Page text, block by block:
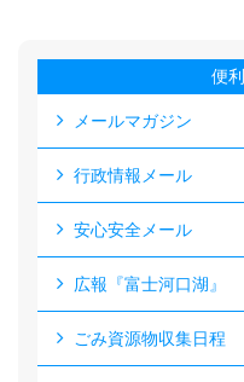
便
メールマガジン
行政情報メール
安心安全メール
広報『富士河口湖』
ごみ資源物収集日程